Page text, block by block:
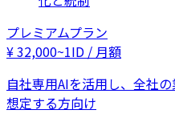
プレミアムプラン
¥32,000~1ID / 月額
自社専用AIを活用し、全社
想定する方向け